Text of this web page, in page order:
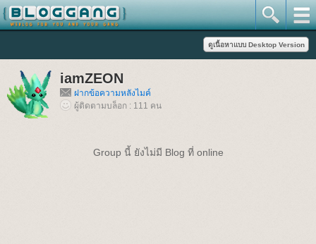
iamZEON
ฝากข้อความหลังไมค์
ผู้ติดตามบล็อก : 111 คน
Group นี้ ยังไม่มี Blog ที่ online